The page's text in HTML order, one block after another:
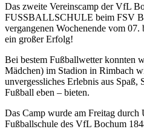
Das zweite Vereinscamp der VfL
FUSSBALLSCHULE beim FSV
vergangenen Wochenende vom
ein großer Erfolg!
Bei bestem Fußballwetter konnten
Mädchen) im Stadion in Rimbach
unvergessliches Erlebnis aus
Fußball eben – bieten.
Das Camp wurde am Freitag
Fußballschule des VfL Bochum